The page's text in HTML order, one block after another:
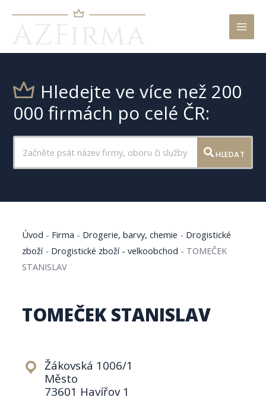
Hledejte ve více než 200
000 firmách po celé ČR:
HLEDAT
Úvod - Firma - Drogerie, barvy, chemie - Drogistické
zboží- Drogistické zboží - velkoobchod - TOMEČEK
STANISLAV
TOMEČEK STANISLAV
Žákovská 1006/1
Město
73601 Havířov 1